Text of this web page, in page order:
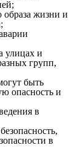
образа жизни и
улицах и
групп,
быть
опасность и
в
в